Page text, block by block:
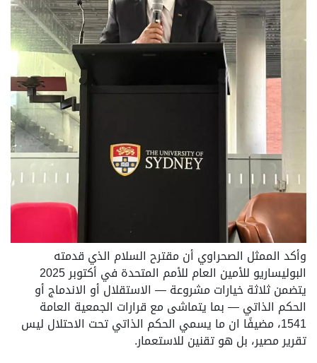
وأكد الممثل الصحراوي أن مقترح السلام الذي قدمته
البوليساريو للأمين العام للأمم المتحدة في أكتوبر 2025
يتضمن ثلاثة خيارات مشروعة — الاستقلال أو الاندماج أو
الحكم الذاتي — بما يتماشى مع قرارات الجمعية العامة
1541، مضيفًا ان ما يسمي الحكم الذاتي تحت الاحتلال ليس
تقرير مصير، بل هو تقنين للاستعمار.